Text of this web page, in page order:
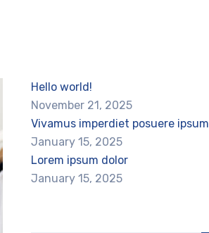
Hello world!
November 21, 2025
Vivamus imperdiet posuere ipsum
January 15, 2025
Lorem ipsum dolor
January 15, 2025